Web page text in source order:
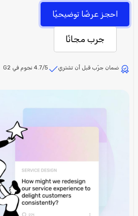
احجز عرضًا توضيحيًا
جرب مجانًا
ضمان جرّب قبل أن تشتري 4.7/5 نجوم في G2